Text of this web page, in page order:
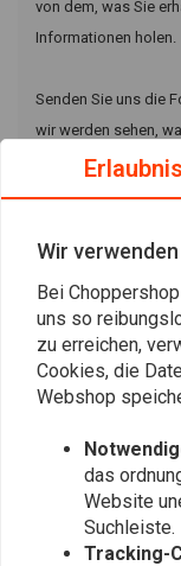
von dem, was Sie
Informationen holen.
Senden Sie uns die
wir werden sehen,
Wir werden uns
Abholung und
Erlaubnis
Wir
Bei
uns so
zu erreichen,
Cookies, die
Webshop
das
Website
Suchleiste.
Tracking-